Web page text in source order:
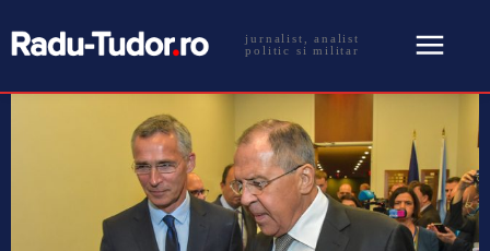
jurnalist, analist
politic si militar